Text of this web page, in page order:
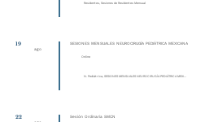
Residentes, Sesiones de Residentes Mensual
19
ago
SESIONES MENSUALES NEUROCIRUGÍA PEDIÁTRICA MEXICANA
Online
N. Pediátrica, SESIONES MENSUALES NEUROCIRUGÍA PEDIÁTRICA MEXI...
22 Sesión Ordinaria SMCN